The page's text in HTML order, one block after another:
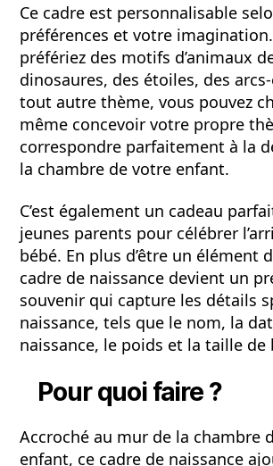
Ce cadre est personnalisable
préférences et votre
préfériez des motifs d’animaux
dinosaures, des étoiles, des
tout autre thème, vous pouvez
même concevoir votre propre
correspondre parfaitement à la
la chambre de votre enfant.
C’est également un cadeau
jeunes parents pour célébrer
bébé. En plus d’être un élément
cadre de naissance devient un
souvenir qui capture les détails
naissance, tels que le nom, la
naissance, le poids et la taille de
Pour quoi faire ?
Accroché au mur de la chambre
enfant, ce cadre de naissance